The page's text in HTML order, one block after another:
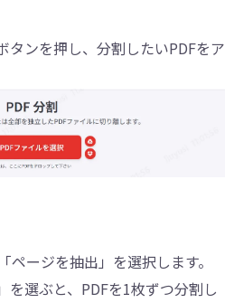
タンを押し、分割したいPDFをア
ページを抽出」を選択します。
を選ぶと、PDFを1枚ずつ分割し